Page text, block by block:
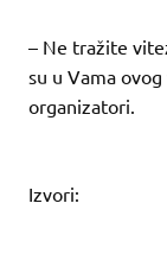
– Ne tražite
su u Vama
organizatori.
Izvori: